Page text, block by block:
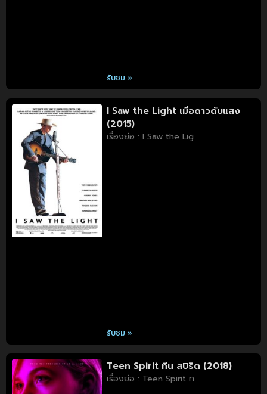
รับชม »
I Saw the Light เมื่อดาวดับแสง
(2015)
เรื่องย่อ : I Saw the Lig
รับชม »
Teen Spirit ทีน สปิริต (2018)
เรื่องย่อ : Teen Spirit ท